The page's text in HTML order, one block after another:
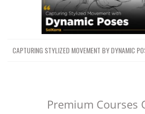
CAPTURING STYLIZED MOVEMENT BY DYNAMIC
Premium Courses